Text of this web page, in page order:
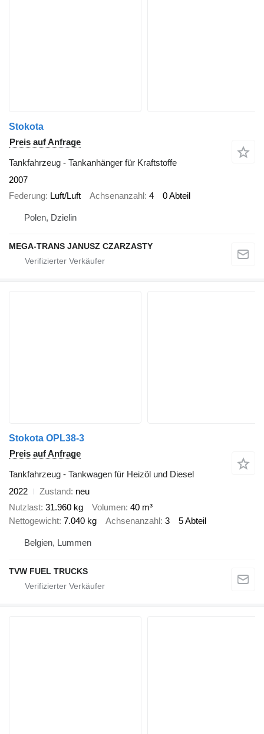
Stokota
Preis auf Anfrage
Tankfahrzeug - Tankanhänger für Kraftstoffe
2007
Federung Luft/Luft Achsenanzahl 4 0 Abteil
Polen, Dzielin
MEGA-TRANS JANUSZ CZARZASTY
Stokota OPL38-3
Preis auf Anfrage
Tankfahrzeug - Tankwagen für Heizöl und Diesel
2022
Zustand neu
Nutzlast 31.960 kg Volumen 40 m³
Nettogewicht 7.040 kg Achsenanzahl 3 5 Abteil
Belgien, Lummen
TVW FUEL TRUCKS